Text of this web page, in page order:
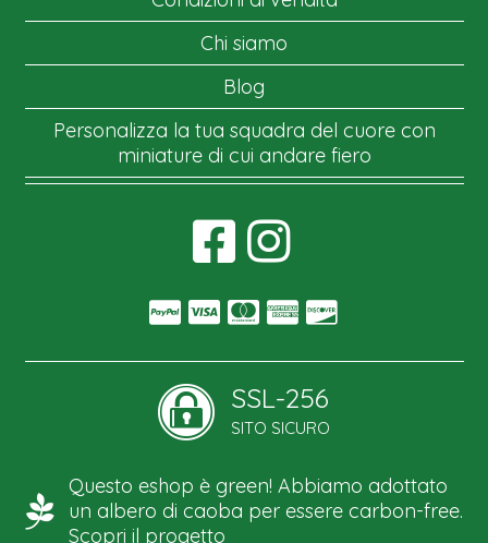
Chi siamo
Blog
Personalizza la tua squadra del cuore con
miniature di cui andare fiero
SSL-256
SITO SICURO
Questo eshop è green! Abbiamo adottato
un albero di caoba per essere carbon-free.
Scopri il progetto